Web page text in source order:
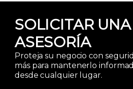
SOLICITAR UNA
ASESORÍA
Proteja su negocio con
más para mantenerlo
desde cualquier lugar.